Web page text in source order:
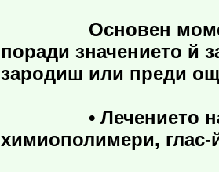
Основен момент в
поради значението й
зародиш или преди
• Лечението на
химиополимери,